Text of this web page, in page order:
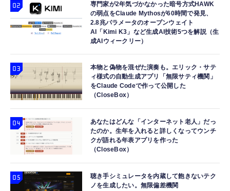
専門家が2年気づかなかった暗号方式HAWK
の弱点をClaude Mythosが60時間で発見、
2.8兆パラメータのオープンウェイト
AI「Kimi K3」など生成AI技術5つを解説（生
成AIウィークリー）
本物と偽物を混ぜた演奏も。エリック・サテ
ィ様式の自動生成アプリ「無限サティ機関」
をClaude Codeで作って公開した
（CloseBox）
あなたはどんな「インターネット老人」だっ
たのか。生年を入れると詳しくなってウンチ
クが語れる年表アプリを作った
（CloseBox）
聴き手シミュレータを内蔵して飽きないテク
ノを生成したい。無限偏差機関